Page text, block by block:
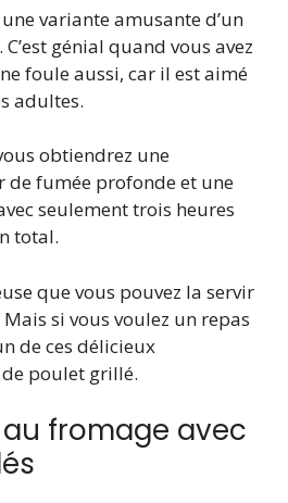
variante amusante d’un
génial quand vous avez
foule aussi, car il est aimé
adultes.
obtiendrez une
de fumée profonde et une
seulement trois heures
total.
que vous pouvez la servir
si vous voulez un repas
de ces délicieux
poulet grillé.
fromage avec